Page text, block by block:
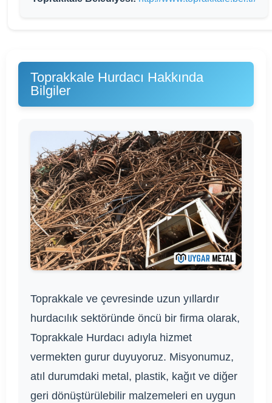
Toprakkale Hurdacı Hakkında
Bilgiler
Toprakkale ve çevresinde uzun yıllardır
hurdacılık sektöründe öncü bir firma olarak,
Toprakkale Hurdacı adıyla hizmet
vermekten gurur duyuyoruz. Misyonumuz,
atıl durumdaki metal, plastik, kağıt ve diğer
geri dönüştürülebilir malzemeleri en uygun